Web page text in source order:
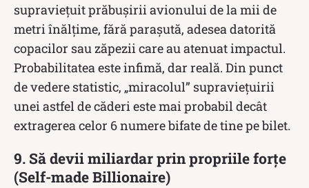
supraviețuit prăbușirii avionului de la mii de
metri înălțime, fără parașută, adesea datorită
copacilor sau zăpezii care au atenuat impactul.
Probabilitatea este infimă, dar reală. Din punct
de vedere statistic, „miracolul” supraviețuirii
unei astfel de căderi este mai probabil decât
extragerea celor 6 numere bifate de tine pe bilet.
9. Să devii miliardar prin propriile forțe
(Self-made Billionaire)